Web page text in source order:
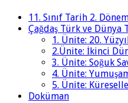
11. Sınıf Tarih 2.
Çağdaş Türk ve Dünya
1. Ünite: 20.
2.Ünite: İkinci
3. Ünite: Soğuk
4. Ünite:
5. Ünite:
Doküman